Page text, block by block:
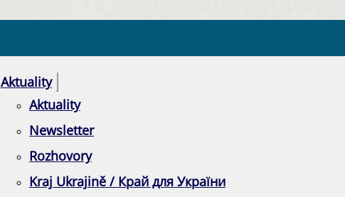
Aktuality
Aktuality
Newsletter
Rozhovory
Kraj Ukrajině / Край для України